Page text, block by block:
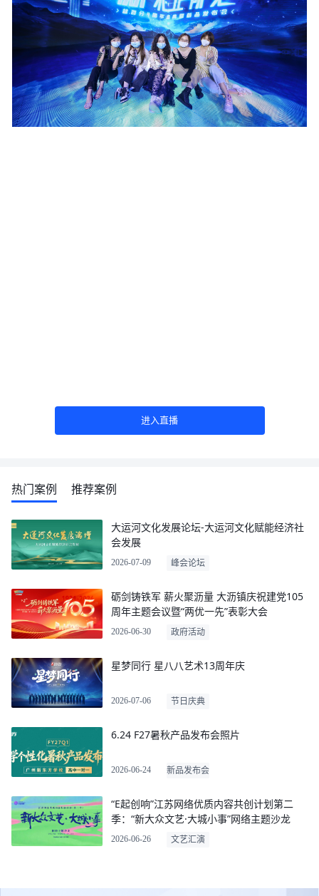
进入直播
热门案例 推荐案例
大运河文化发展论坛-大运河文化赋能经济社
会发展
2026-07-09 峰会论坛
砺剑铸铁军 薪火聚沥量 大沥镇庆祝建党105
周年主题会议暨“两优一先”表彰大会
2026-06-30 政府活动
星梦同行 星八八艺术13周年庆
2026-07-06 节日庆典
6.24 F27暑秋产品发布会照片
2026-06-24 新品发布会
“E起创响”江苏网络优质内容共创计划第二
季：“新大众文艺·大城小事”网络主题沙龙
2026-06-26 文艺汇演